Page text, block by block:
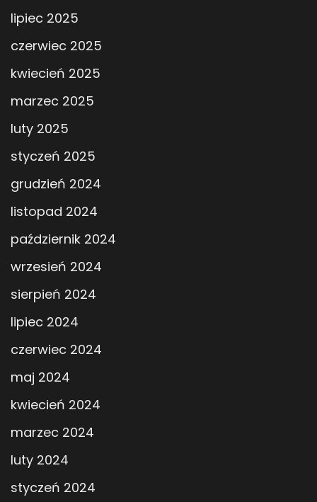
lipiec 2025
czerwiec 2025
kwiecień 2025
marzec 2025
luty 2025
styczeń 2025
grudzień 2024
listopad 2024
październik 2024
wrzesień 2024
sierpień 2024
lipiec 2024
czerwiec 2024
maj 2024
kwiecień 2024
marzec 2024
luty 2024
styczeń 2024